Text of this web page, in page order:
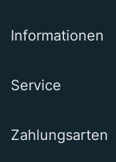
Informationen
Service
Zahlungsarten